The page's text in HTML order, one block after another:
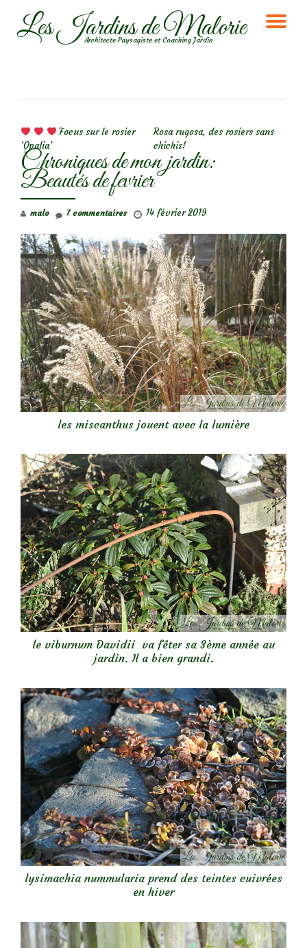
AllerLes Jardins de Malorie
Architecte Paysagiste et Coaching Jardin
Focus sur le rosier
‘Opalia’
Rosa rugosa, des rosiers sans
chichis!
Chroniques de mon jardin:
Beautés de fevrier
malo 14 février 2019
7 commentaires
les miscanthus jouent avec la lumière
le viburnum Davidii va fêter sa 3ème année au
jardin. Il a bien grandi.
lysimachia nummularia prend des teintes cuivrées
en hiver